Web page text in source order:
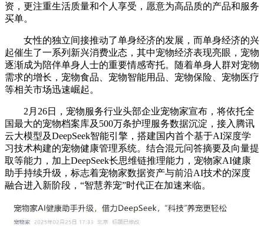
资，更注重生活质量和个人享受，愿意为高品质的产品和服务
买单。
女性的独立间接推动了单身经济的发展，而单身经济的兴
起催生了一系列新兴消费业态，其中宠物经济表现亮眼，宠物
逐渐成为陪伴单身人士的重要情感寄托。随着单身人群对宠物
需求的增长，宠物食品、宠物智能用品、宠物保险、宠物医疗
等相关市场迅速崛起。
2月26日，宠物服务行业头部企业宠物家宣布，将依托全
国最大的宠物档案库及500万条护理服务数据沉淀，接入腾讯
云大模型及DeepSeek智能引擎，搭建国内首个基于AI深度学
习技术构建的宠物健康管理系统。结合混元问答摘要及向量提
取等能力，加上DeepSeek长思维链推理能力，宠物家AI健康
助手持续升级，标志着宠物家数据资产与前沿AI技术的深度
融合进入新阶段，“智慧养宠”时代正在加速来临。